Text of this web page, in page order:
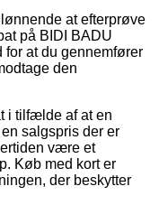
at efterprøve
på BIDI BADU
for at du gennemfører
den
i tilfælde af at en
salgspris der er
være et
Køb med kort er
der beskytter